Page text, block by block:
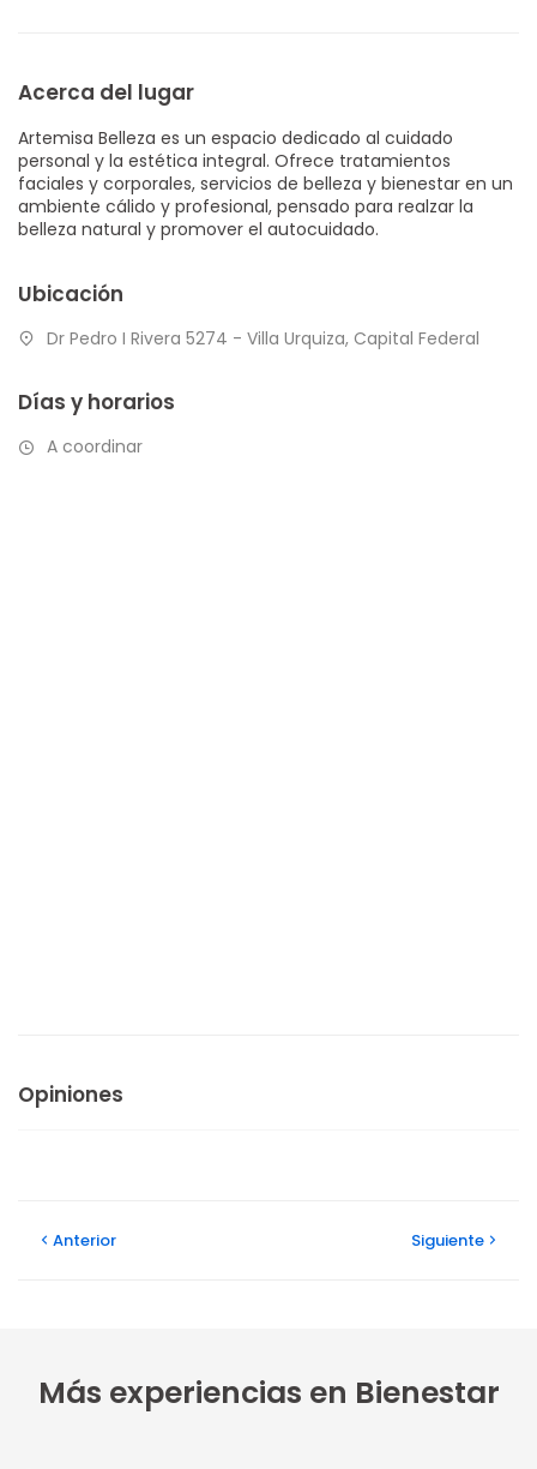
Acerca del lugar
Artemisa Belleza es un espacio dedicado al cuidado
personal y la estética integral. Ofrece tratamientos
faciales y corporales, servicios de belleza y bienestar en un
ambiente cálido y profesional, pensado para realzar la
belleza natural y promover el autocuidado.
Ubicación
Dr Pedro I Rivera 5274 - Villa Urquiza, Capital Federal
Días y horarios
A coordinar
Opiniones
Anterior Siguiente
Más experiencias en Bienestar